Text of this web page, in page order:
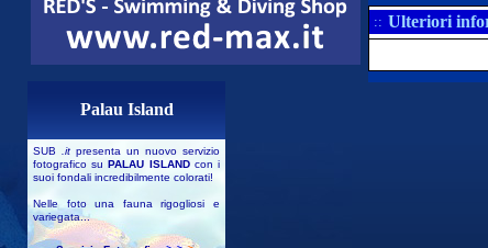
Palau Island
SUB .it presenta un nuovo servizio
fotografico suPALAU ISLANDcon i
suoi fondali incredibilmente colorati!
Nelle foto una fauna rigogliosi e
variegata...
:: Ulteriori